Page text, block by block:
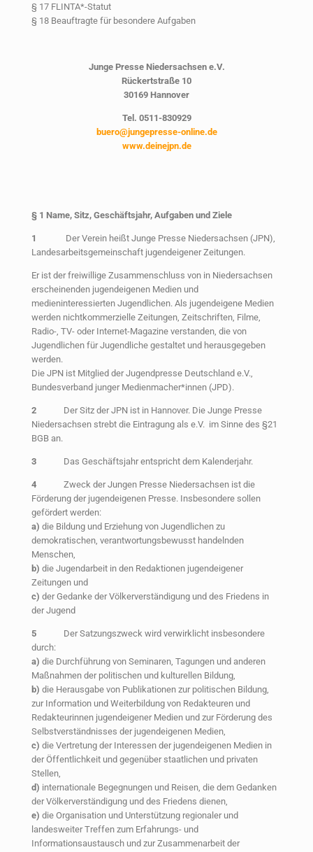
§ 17 FLINTA*-Statut
§ 18 Beauftragte für besondere Aufgaben
Junge Presse Niedersachsen e.V.
Rückertstraße 10
30169 Hannover
Tel. 0511-830929
buero@jungepresse-online.de
www.deinejpn.de
§ 1 Name, Sitz, Geschäftsjahr, Aufgaben und Ziele
1
Der Verein heißt Junge Presse Niedersachsen (JPN),
Landesarbeitsgemeinschaft jugendeigener Zeitungen.
Er ist der freiwillige Zusammenschluss von in Niedersachsen
erscheinenden jugendeigenen Medien und
medieninteressierten Jugendlichen. Als jugendeigene Medien
werden nichtkommerzielle Zeitungen, Zeitschriften, Filme,
Radio-, TV- oder Internet-Magazine verstanden, die von
Jugendlichen für Jugendliche gestaltet und herausgegeben
werden.
Die JPN ist Mitglied der Jugendpresse Deutschland e.V.,
Bundesverband junger Medienmacher*innen (JPD).
2 Der Sitz der JPN ist in Hannover. Die Junge Presse
Niedersachsen strebt die Eintragung als e.V. im Sinne des §21
BGB an.
3 Das Geschäftsjahr entspricht dem Kalenderjahr.
4 Zweck der Jungen Presse Niedersachsen ist die
Förderung der jugendeigenen Presse. Insbesondere sollen
gefördert werden:
a) die Bildung und Erziehung von Jugendlichen zu
demokratischen, verantwortungsbewusst handelnden
Menschen,
b) die Jugendarbeit in den Redaktionen jugendeigener
Zeitungen und
c) der Gedanke der Völkerverständigung und des Friedens in
der Jugend
5 Der Satzungszweck wird verwirklicht insbesondere
durch:
a) die Durchführung von Seminaren, Tagungen und anderen
Maßnahmen der politischen und kulturellen Bildung,
b) die Herausgabe von Publikationen zur politischen Bildung,
zur Information und Weiterbildung von Redakteuren und
Redakteurinnen jugendeigener Medien und zur Förderung des
Selbstverständnisses der jugendeigenen Medien,
c) die Vertretung der Interessen der jugendeigenen Medien in
der Öffentlichkeit und gegenüber staatlichen und privaten
Stellen,
d) internationale Begegnungen und Reisen, die dem Gedanken
der Völkerverständigung und des Friedens dienen,
e) die Organisation und Unterstützung regionaler und
landesweiter Treffen zum Erfahrungs- und
Informationsaustausch und zur Zusammenarbeit der